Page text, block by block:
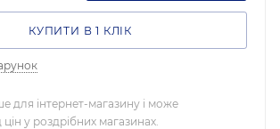
КУПИТИ В 1 КЛІК
для інтернет-магазину і може
цін у роздрібних магазинах.